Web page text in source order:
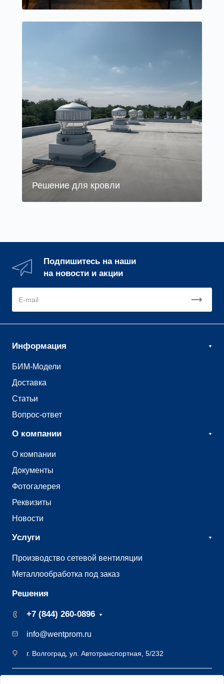
Решение для кровли
Подпишитесь на наши
на новости и акции
Информация
БИМ-Модели
Доставка
Статьи
Вопрос-ответ
О компании
О компании
Документы
Фотогалерея
Реквизиты
Новости
Услуги
Производство сетевой вентиляции
Металлообработка под заказ
Решения
+7 (844) 260-0896
info@wentprom.ru
г. Волгоград, ул. Автотранспортная, 5/232